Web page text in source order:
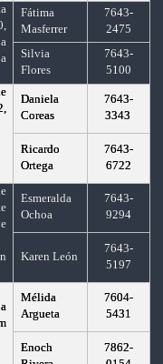
Fátima
Masferrer
7643-
2475
Silvia
Flores
7643-
5100
Daniela
Coreas
7643-
3343
Ricardo
Ortega
7643-
6722
Esmeralda
Ochoa
7643-
9294
Karen León
7643-
5197
Mélida
Argueta
7604-
5431
Enoch
7862-